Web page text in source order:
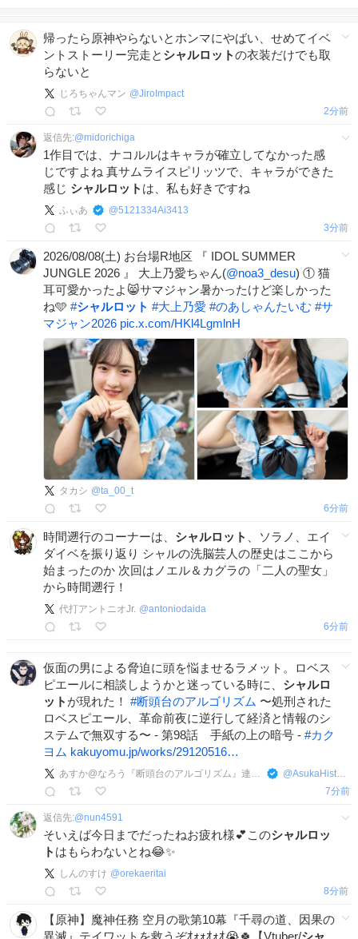
帰ったら原神やらないとホンマにやばい、せめてイベ
ントストーリー完走と シャルロットの衣装だけでも取
らないと
じろちゃんマン @JiroImpact
2分前
返信先:@midorichiga
1作目では、ナコルルはキャラが確立してなかった感
じですよね 真サムライスピリッツで、キャラができた
感じ シャルロット は、私も好きですね
ふぃあ @5121334Ai3413
3分前
2026/08/08(土) お台場R地区 『 IDOL SUMMER
JUNGLE 2026 』 ‍大上乃愛ちゃん(@noa3_desu) ① 猫
耳可愛かったよ😸サマジャン暑かったけど楽しかった
ね🩵 #シャルロット #大上乃愛 #のあしゃんたいむ #サ
マジャン2026 pic.x.com/HKl4LgmlnH
タカシ @ta_00_t
6分前
時間遡行のコーナーは、 シャルロット
、ソラノ、エイ
ダイベを振り返り シャルの洗脳芸人の歴史はここから
始まったのか 次回はノエル＆カグラの「二人の聖女」
から時間遡行！
代打アントニオJr. @antoniodaida
6分前
仮面の男による脅迫に頭を悩ませるラメット。ロベス
ピエールに相談しようかと迷っている時に、 シャルロ
ット が現れた！ #断頭台のアルゴリズム 〜処刑された
ロベスピエール、革命前夜に逆行して経済と情報のシ
ステムで無双する〜 - 第98話 手紙の上の暗号 - #カク
ヨム kakuyomu.jp/works/29120516…
あすか@なろう『断頭台のアルゴリズム』連載中 @AsukaHistoria
7分前
返信先:@nun4591
そいえば今日までだったねお疲れ様💕︎このシャルロッ
ト はもらわないとね😂✨️
しんのすけ @orekaeritai
8分前
【原神】魔神任務 空月の歌第10幕『千尋の道、因果の
異滅』テイワットを救うぞｵｫｫｵｫｵ😭🍀【Vtuber/シャ